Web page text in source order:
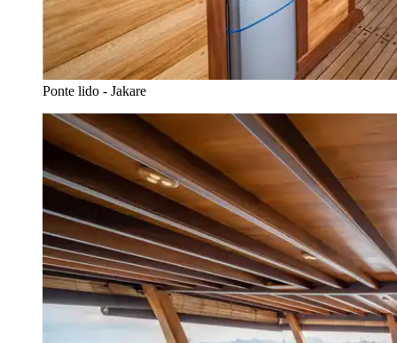
Ponte lido - Jakare